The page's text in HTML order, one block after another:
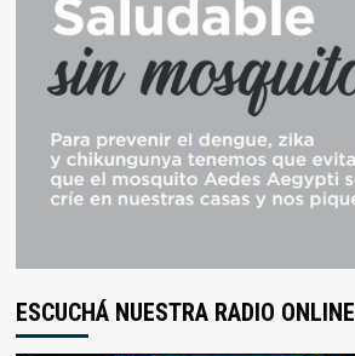
ESCUCHÁ NUESTRA RADIO ONLINE